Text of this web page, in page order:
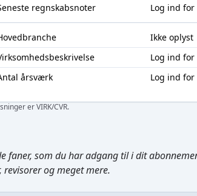
regnskabsnoter
Log ind for
Ikke oplyst
Log ind for
årsværk
Log ind for
er VIRK/CVR.
som du har adgang til i dit
og meget mere.